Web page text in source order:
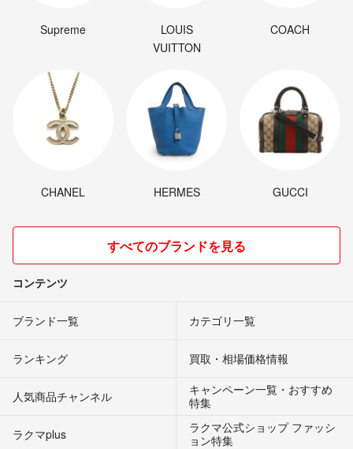
Supreme
LOUIS
VUITTON
COACH
CHANEL HERMES GUCCI
すべてのブランドを見る
コンテンツ
ブランド一覧 カテゴリ一覧
ランキング 買取・相場価格情報
人気商品チャンネル
キャンペーン一覧・おすすめ
特集
ラクマplus
ラクマ公式ショップ ファッシ
ョン特集